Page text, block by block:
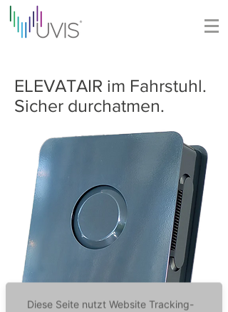
ELEVATAIR im Fahrstuhl.
Sicher durchatmen.
Diese Seite nutzt Website Tracking-